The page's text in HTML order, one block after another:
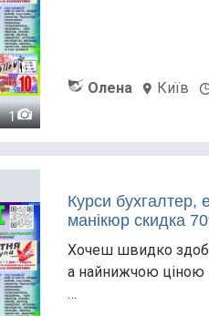
1
Олена Київ
Курси бухгалтер,
манікюр скидка
Хочеш швидко
а найнижчою ціною
…